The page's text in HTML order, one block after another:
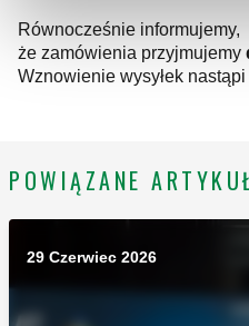
Równocześnie informujemy,
że zamówienia przyjmujemy
Wznowienie wysyłek nastąpi
POWIĄZANE
29 Czerwiec 2026